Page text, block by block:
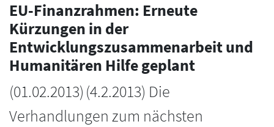
EU-Finanzrahmen: Erneute
Kürzungen in der
Entwicklungszusammenarbeit und
Humanitären Hilfe geplant
(01.02.2013) (4.2.2013) Die
Verhandlungen zum nächsten